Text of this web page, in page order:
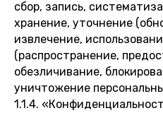
сбор, запись,
хранение, уточнение
извлечение,
(распространение,
обезличивание,
уничтожение
1.1.4.